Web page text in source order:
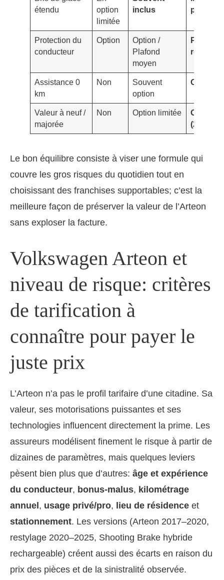
étendu
option
limitée
inclus
plafond
Protection du
conducteur
Option
Option /
Plafond
moyen
Plafond
Assistance 0
km
Non
Souvent
option
Oui
Valeur à neuf /
majorée
Non Option limitée
Option
(24–36
Le bon équilibre consiste à viser une formule qui
couvre les gros risques du quotidien tout en
choisissant des franchises supportables; c’est la
meilleure façon de préserver la valeur de l’Arteon
sans exploser la facture.
Volkswagen Arteon et
niveau de risque: critères
de tarification à
connaître pour payer le
juste prix
L’Arteon n’a pas le profil tarifaire d’une citadine. Sa
valeur, ses motorisations puissantes et ses
technologies influencent directement la prime. Les
assureurs modélisent finement le risque à partir de
dizaines de paramètres, mais quelques leviers
pèsent bien plus que d’autres: âge et expérience
du conducteur, bonus-malus, kilométrage
annuel, usage privé/pro, lieu de résidence et
stationnement. Les versions (Arteon 2017–2020,
restylage 2020–2025, Shooting Brake hybride
rechargeable) créent aussi des écarts en raison du
prix des pièces et de la sinistralité observée.